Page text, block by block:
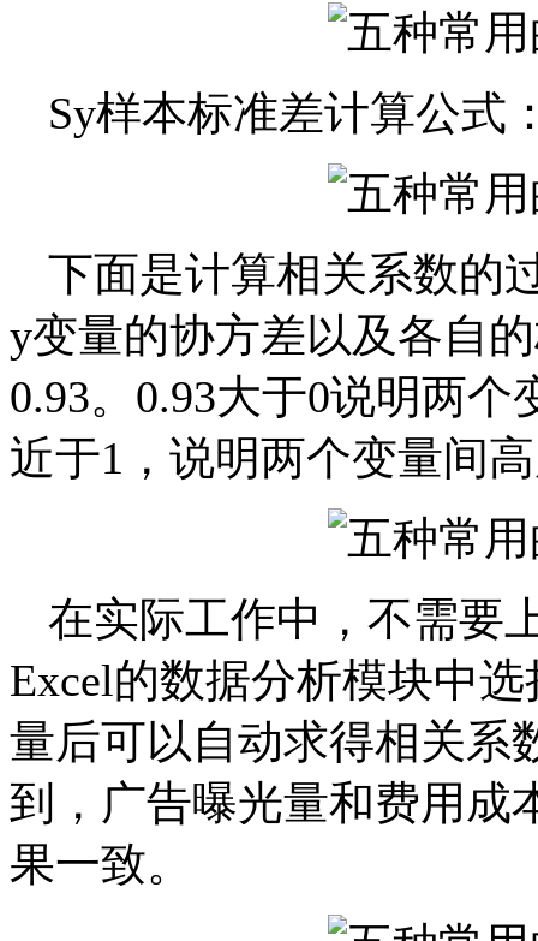
Sy样本标准差计算公式
下面是计算相关系数的
y变量的协方差以及各自
0.93。0.93大于0说明两
近于1，说明两个变量间
在实际工作中，不需要
Excel的数据分析模块中
量后可以自动求得相关系
到，广告曝光量和费用成
果一致。